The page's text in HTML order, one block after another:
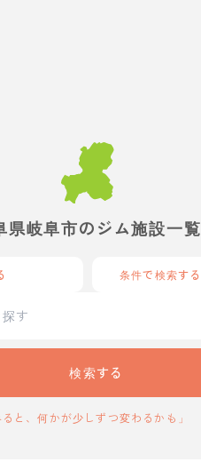
県岐阜市のジム施設一覧
条件で検索する
検索する
と、何かが少しずつ変わるかも」